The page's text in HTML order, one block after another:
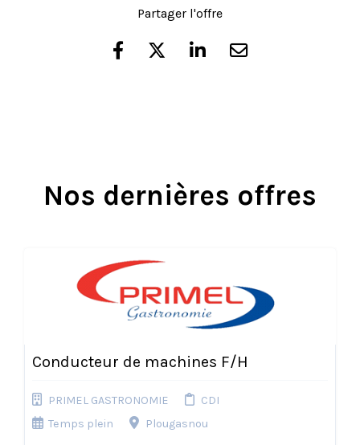
Partager l'offre
Nos dernières offres
Conducteur de machines F/H
PRIMEL GASTRONOMIE
CDI
Temps plein
Plougasnou